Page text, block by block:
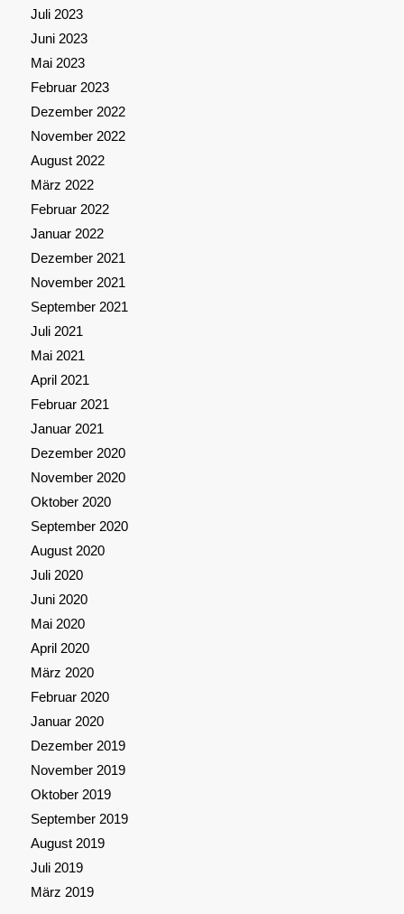
Juli 2023
Juni 2023
Mai 2023
Februar 2023
Dezember 2022
November 2022
August 2022
März 2022
Februar 2022
Januar 2022
Dezember 2021
November 2021
September 2021
Juli 2021
Mai 2021
April 2021
Februar 2021
Januar 2021
Dezember 2020
November 2020
Oktober 2020
September 2020
August 2020
Juli 2020
Juni 2020
Mai 2020
April 2020
März 2020
Februar 2020
Januar 2020
Dezember 2019
November 2019
Oktober 2019
September 2019
August 2019
Juli 2019
März 2019